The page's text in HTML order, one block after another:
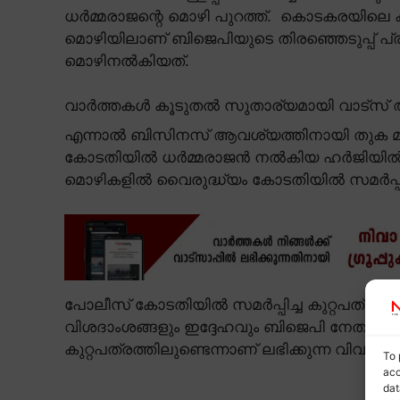
To
ധർമ്മരാജന്റെ മൊഴി പുറത്ത്.
മൊഴിയിലാണ് ബിജെപിയുടെ
മൊഴിനൽകിയത്.
വാർത്തകൾ കൂടുതൽ സുതാര്യമായി വാട്സ്
എന്നാൽ ബിസിനസ് ആവശ്യത്തിനായി തുക
കോടതിയിൽ ധർമ്മരാജൻ നൽകിയ
മൊഴികളിൽ വൈരുദ്ധ്യം കോടതിയിൽ സമർപ്പിച്ച
പോലീസ് കോടതിയിൽ സമർപ്പിച്ച
വിശദാംശങ്ങളും ഇദ്ദേഹവും ബിജെപി
കുറ്റപത്രത്തിലുണ്ടെന്നാണ് ലഭിക്കുന്ന വിവരം.